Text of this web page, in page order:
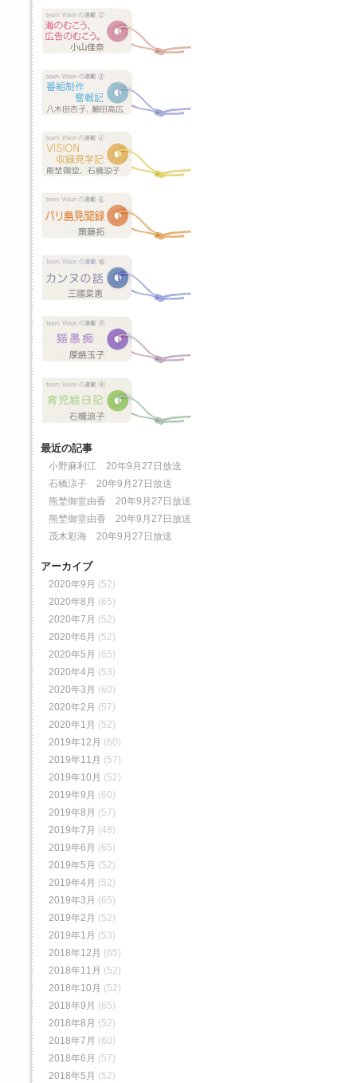
最近の記事
小野麻利江 20年9月27日放送
石橋涼子 20年9月27日放送
熊埜御堂由香 20年9月27日放送
熊埜御堂由香 20年9月27日放送
茂木彩海 20年9月27日放送
アーカイブ
2020年9月 (52)
2020年8月 (65)
2020年7月 (52)
2020年6月 (52)
2020年5月 (65)
2020年4月 (53)
2020年3月 (60)
2020年2月 (57)
2020年1月 (52)
2019年12月 (60)
2019年11月 (57)
2019年10月 (52)
2019年9月 (60)
2019年8月 (57)
2019年7月 (48)
2019年6月 (65)
2019年5月 (52)
2019年4月 (52)
2019年3月 (65)
2019年2月 (52)
2019年1月 (53)
2018年12月 (65)
2018年11月 (52)
2018年10月 (52)
2018年9月 (65)
2018年8月 (52)
2018年7月 (60)
2018年6月 (57)
2018年5月 (52)